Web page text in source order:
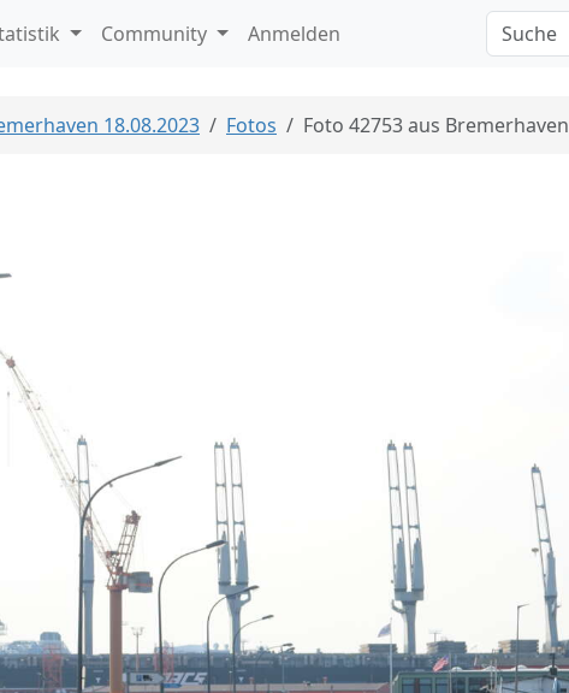
Community Anmelden
18.08.2023 Fotos Foto 42753 aus Bremerhaven